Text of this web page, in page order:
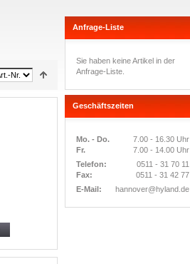
Anfrage-Liste
Sie haben keine Artikel in der
Anfrage-Liste.
Geschäftszeiten
Mo. - Do.
7.00 - 16.30 Uhr
Fr.
7.00 - 14.00 Uhr
Telefon:
0511 - 31 70 11
Fax:
0511 - 31 42 77
E-Mail:
hannover@hyland.de